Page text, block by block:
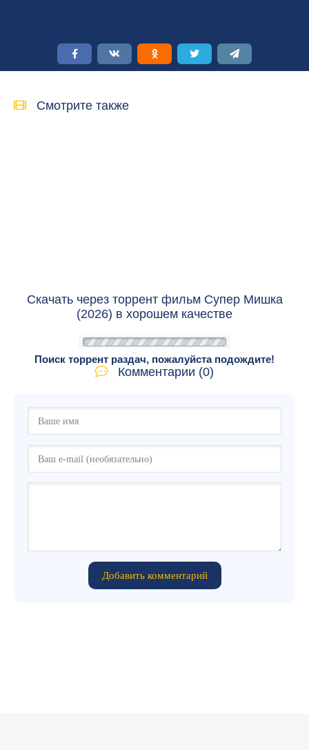
Смотрите также
Скачать через торрент фильм Супер Мишка
(2026) в хорошем качестве
Поиск торрент раздач, пожалуйста подождите!
Комментарии (0)
Добавить комментарий